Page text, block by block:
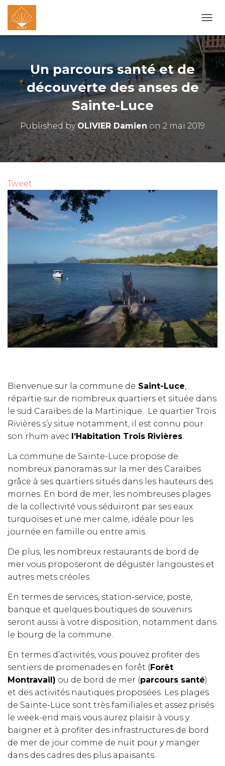
U
V
R
I
R
/
F
L
T
O
N
Un parcours santé et de
découverte des anses de
Sainte-Luce
Published byOLIVIER Damien on 2 mai 2019
Tweet
Bienvenue sur la commune de Saint-Luce
répartie sur de nombreux quartiers et située dans
le sud Caraïbes de la Martinique. Le quartier Trois
Rivières s’y situe notamment, il est connu pour
son rhum avec l’Habitation Trois Rivières
La commune de Sainte-Luce propose de
nombreux panoramas sur la mer des Caraïbes
grâce à ses quartiers situés dans les hauteurs des
mornes. En bord de mer, les nombreuses plages
de la collectivité vous séduiront par ses eaux
turquoises et une mer calme, idéale pour les
journée en famille ou entre amis.
De plus, les nombreux restaurants de bord de
mer vous proposeront de déguster langoustes et
autres mets créoles.
En termes de services, station-service, poste,
banque et quelques boutiques de souvenirs
seront aussi à votre disposition, notamment dans
le bourg de la commune..
En termes d’activités, vous pouvez profiter des
sentiers de promenades en forêt (Forêt
Montravail) ou de bord de mer (parcours santé)
et des activités nautiques proposées. Les plages
de Sainte-Luce sont très familiales et assez prisés
le week-end mais vous aurez plaisir à vous y
baigner et à profiter des infrastructures de bord
de mer de jour comme de nuit pour y manger
dans des cadres des plus apaisants.